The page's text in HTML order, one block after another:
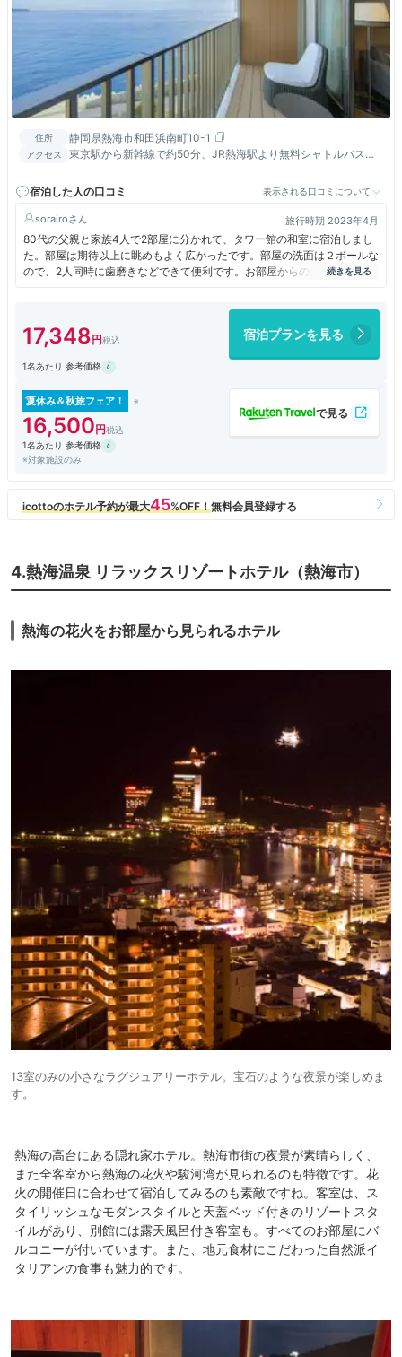
住所 静岡県熱海市和田浜南町10-1
アクセス
東京駅から新幹線で約50分、JR熱海駅より無料シャトルバスで
宿泊した人の口コミ
表示される口コミについて
sorairo 旅行時期 2023年4月
80代の父親と家族4人で2部屋に分かれて、タワー館の和室に宿泊しまし
た。部屋は期待以上に眺めもよく広かったです。部屋の洗面は２ボールな
ので、2人同時に歯磨きなどできて便利です。お部屋からの景色は素晴ら
しいです。お風呂はフーアにもいきました。フーアの立ち湯は本当に気持
え付けのタオルが薄いとコメントしている人がいましたが、薄いですが私
は許容範囲でした。
カラオケルームはとても綺麗で、清潔、明るい、最高でした。（カラオケ
夕食朝食ともタワー館一番上のレストランでした。夜景は最高でした。料
理で美味しかったのは、夕飯のアジのたたき、キッシュ、グラタン、ジェ
ラート。朝ごはんのアジの開き、しらす、オムレツでした。全体的には料
理のレベルはアップしてほしいです。（土日に宿泊して料金が高めなので
料理のレベルも期待してしまいました）
フーアの料金を宿泊者はもう少し安くしてほしいです。
お布団がもう少し寝心地が良いといいです。
で高いかどうかわからないので、選択肢を早めに提示してほしいです。
いろいろ書きましたが、スタッフさんは皆さん親切、全体的には十分満
足。機会があればまた伺います。
17,348 宿泊プランを見る
1名あたり 参考価格
夏休み＆秋旅フェア！
16,500
1名あたり 参考価格
※対象施設のみ
4.熱海温泉 リラックスリゾートホテル（熱海市）
熱海の花火をお部屋から見られるホテル
13室のみの小さなラグジュアリーホテル。宝石のような夜景が楽しめま
す。
熱海の高台にある隠れ家ホテル。熱海市街の夜景が素晴らしく、
また全客室から熱海の花火や駿河湾が見られるのも特徴です。花
火の開催日に合わせて宿泊してみるのも素敵ですね。客室は、ス
タイリッシュなモダンスタイルと天蓋ベッド付きのリゾートスタ
イルがあり、別館には露天風呂付き客室も。すべてのお部屋にバ
ルコニーが付いています。また、地元食材にこだわった自然派イ
タリアンの食事も魅力的です。